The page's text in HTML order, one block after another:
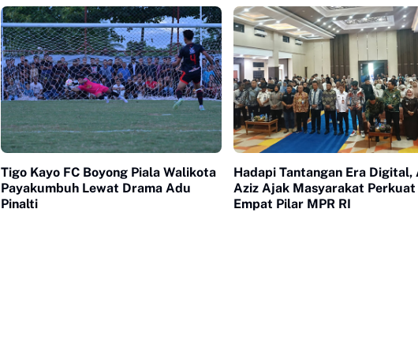
Tigo Kayo FC Boyong Piala Walikota
Payakumbuh Lewat Drama Adu
Pinalti
Hadapi Tantangan Era Digital,
Aziz Ajak Masyarakat
Empat Pilar MPR RI